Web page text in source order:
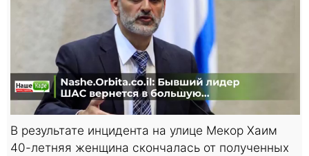
В результате инцидента на улице Мекор Хаим
40-летняя женщина скончалась от полученных